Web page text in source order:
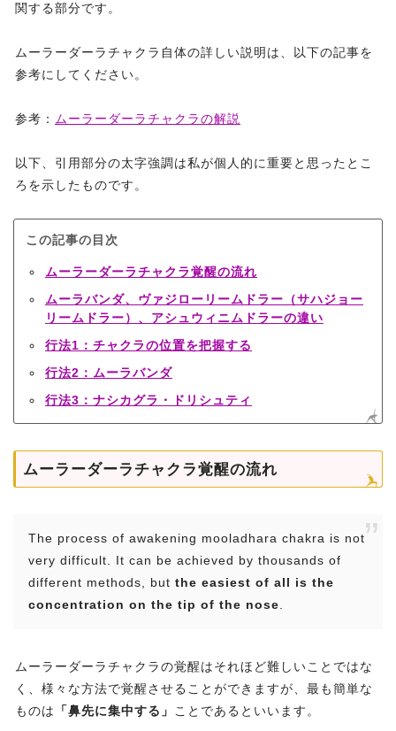
関する部分です。
ムーラーダーラチャクラ自体の詳しい説明は、以下の記事を
参考にしてください。
参考： ムーラーダーラチャクラの解説
以下、引用部分の太字強調は私が個人的に重要と思ったとこ
ろを示したものです。
この記事の目次
ムーラーダーラチャクラ覚醒の流れ
ムーラバンダ、ヴァジローリームドラー（サハジョー
リームドラー）、アシュウィニムドラーの違い
行法1：チャクラの位置を把握する
行法2：ムーラバンダ
行法3：ナシカグラ・ドリシュティ
ムーラーダーラチャクラ覚醒の流れ
The process of awakening mooladhara chakra is not
very difficult. It can be achieved by thousands of
different methods, but the easiest of all is the
concentration on the tip of the nose
ムーラーダーラチャクラの覚醒はそれほど難しいことではな
く、様々な方法で覚醒させることができますが、最も簡単な
ものは
「鼻先に集中する」 ことであるといいます。